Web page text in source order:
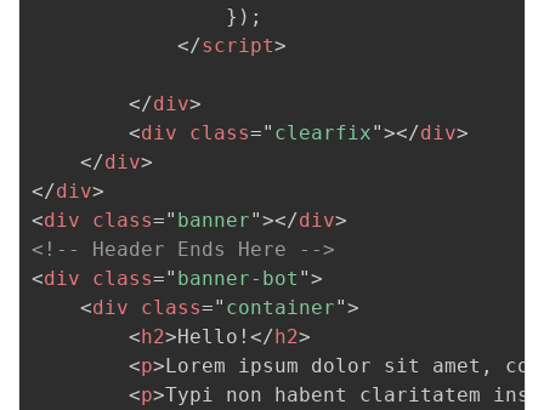
} ) ;
</script>
</div>
<div class=" clearfix"></div>
</div>
</div>
<div class=" banner"></div>
<!-- Header Ends Here -->
<div class=" banner-bot ">
<div class=" container">
<h2>Hello! </h2>
<p>Lorem ipsum dolor sit amet,
<p>Typi non habent claritatem